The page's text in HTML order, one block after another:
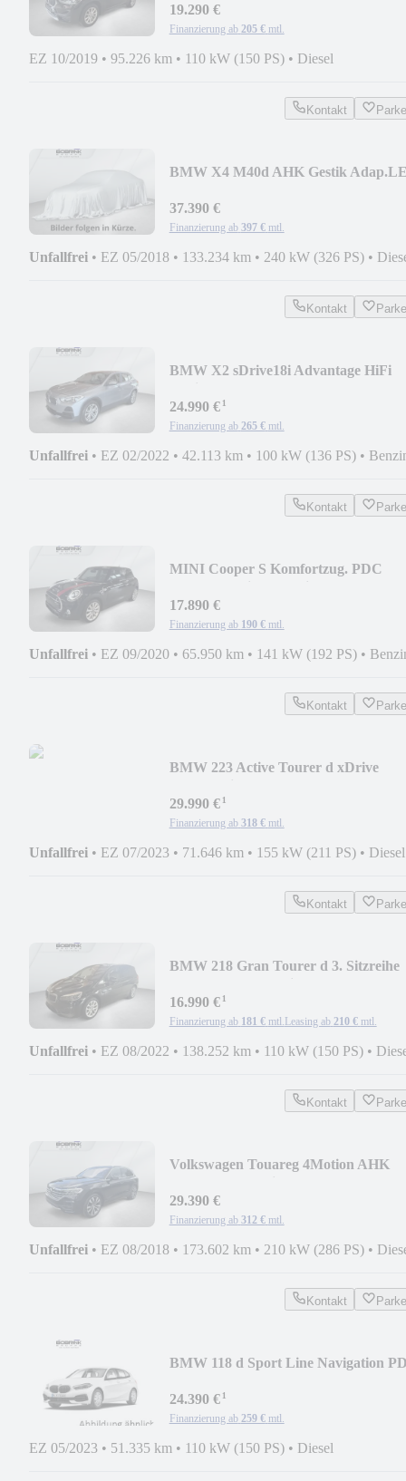
19.290 €
Finanzierung ab 205 € mtl.
EZ 10/2019 • 95.226 km • 110 kW (150 PS) • Diesel
Kontakt
BMW X4 M40d AHK Gestik
37.390 €
Finanzierung ab 397 € mtl.
Unfallfrei • EZ 05/2018 • 133.234 km • 240 kW (326 PS) •
Kontakt
BMW X2 sDrive18i Advantage HiFi
24.990 €¹
Finanzierung ab 265 € mtl.
Unfallfrei • EZ 02/2022 • 42.113 km • 100 kW (136 PS) •
Kontakt
MINI Cooper S Komfortzug. PDC
17.890 €
Finanzierung ab 190 € mtl.
Unfallfrei • EZ 09/2020 • 65.950 km • 141 kW (192 PS) •
Kontakt
BMW 223 Active Tourer d xDrive
29.990 €¹
Finanzierung ab 318 € mtl.
Unfallfrei • EZ 07/2023 • 71.646 km • 155 kW (211 PS) • Diesel
Kontakt
BMW 218 Gran Tourer d 3. Sitzreihe
16.990 €¹
Finanzierung ab 181 € mtl. Leasing ab 210 € mtl.
Unfallfrei • EZ 08/2022 • 138.252 km • 110 kW (150 PS) •
Kontakt
Volkswagen Touareg 4Motion AHK
29.390 €
Finanzierung ab 312 € mtl.
Unfallfrei • EZ 08/2018 • 173.602 km • 210 kW (286 PS) •
Kontakt
BMW 118 d Sport Line Navigation
24.390 €¹
Finanzierung ab 259 € mtl.
EZ 05/2023 • 51.335 km • 110 kW (150 PS) • Diesel